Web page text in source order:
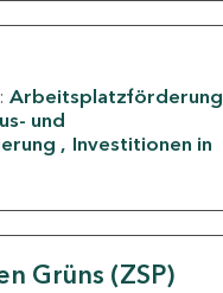
Arbeitsplatzförderung
und
Investitionen in
Grüns (ZSP)